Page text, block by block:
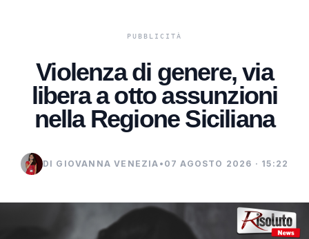
Violenza di genere, via
libera a otto assunzioni
nella Regione Siciliana
DI GIOVANNA VENEZIA • 07 AGOSTO 2026 · 15:22